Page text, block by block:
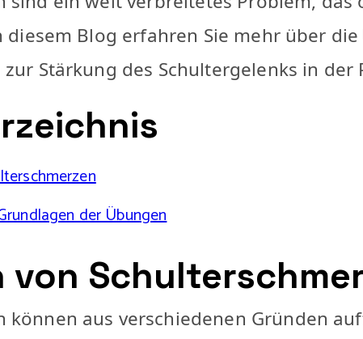
Blog erfahren Sie mehr über
Stärkung des Schultergelenks in der
der Übungen
von
können aus verschiedenen Gründen